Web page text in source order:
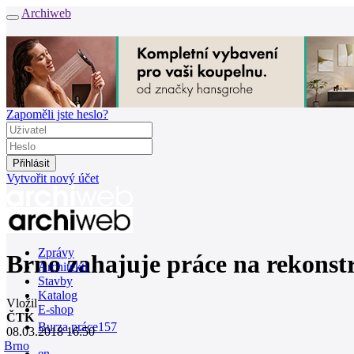
Archiweb
Zapoměli jste heslo?
Vytvořit nový účet
Zprávy
Architekti
Stavby
Katalog
E-shop
Burza práce157
Brno zahajuje práce na
Vložil
ČTK
08.03.2018 16:50
Brno